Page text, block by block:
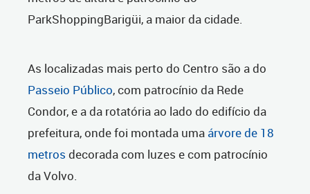
ParkShoppingBarigüi, a maior da cidade.
As localizadas mais perto do Centro são a do
Passeio Público, com patrocínio da Rede
Condor, e a da rotatória ao lado do edifício da
prefeitura, onde foi montada uma árvore de 18
metros decorada com luzes e com patrocínio
da Volvo.